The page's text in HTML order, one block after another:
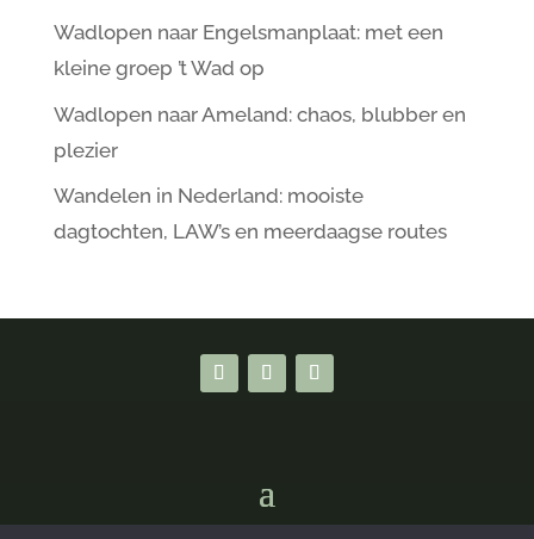
Wadlopen naar Engelsmanplaat: met een
kleine groep ’t Wad op
Wadlopen naar Ameland: chaos, blubber en
plezier
Wandelen in Nederland: mooiste
dagtochten, LAW’s en meerdaagse routes